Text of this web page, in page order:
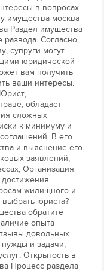
в вопросах
имущества москва
Раздел имущества
Согласно
супруги могут
юридической
вам получить
ваши интересы.
обладает
сложных
к минимуму и
В его
и выяснение его
заявлений;
Организация
жилищного и
выбрать юриста?
обратите
опыта
довольных
нужды и задачи;
Открытость в
Процесс раздела